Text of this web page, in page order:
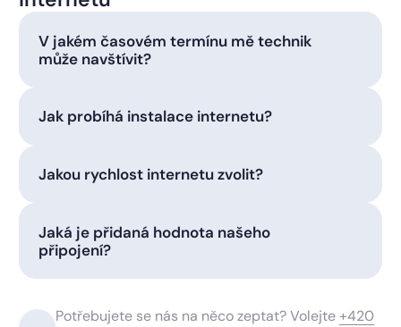
V jakém časovém termínu mě technik
může navštívit?
Jak probíhá instalace internetu?
Jakou rychlost internetu zvolit?
Jaká je přidaná hodnota našeho
připojení?
Potřebujete se nás na něco zeptat? Volejte+420